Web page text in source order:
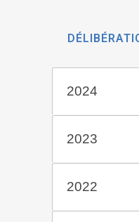
2024
2023
2022